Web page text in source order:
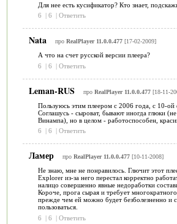
Для нее есть кусификатор? Кто знает,
6
| 6 | Ответить
Nata про RealPlayer 11.0.0.477[17-02-2009]
А что на счет русской версии плеера?
6
| 6 | Ответить
Leman-RUS про RealPlayer 11.0.0.477[18-11-
Пользуюсь этим плеером с 2006 года, с 10-ой
Соглашусь - сыроват, бывают иногда глюки
Винампа), но в целом - работоспособен,
6
| 6 | Ответить
Ламер про RealPlayer 11.0.0.477[10-11-2008]
Не знаю, мне не понравилось. Глючит этот
Explorer из-за него перестал корректно
налицо совершенно явные недоработки
Короче, прога сырая и требует
прежде чем ей можно будет безболезненно и
пользоваться.
6
| 6 | Ответить